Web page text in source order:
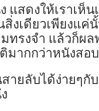
แสดงให้เราเห็
งเดียวเพียงแค่
ทรงจำ แล้วก็ผ
มากกว่าหนังสอ
สายลับได้ง่ายๆ